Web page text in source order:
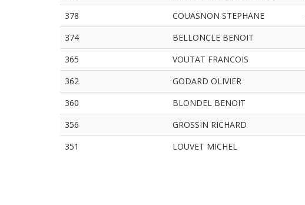
378
COUASNON STEPHANE
374
BELLONCLE BENOIT
365
VOUTAT FRANCOIS
362
GODARD OLIVIER
360
BLONDEL BENOIT
356
GROSSIN RICHARD
351
LOUVET MICHEL